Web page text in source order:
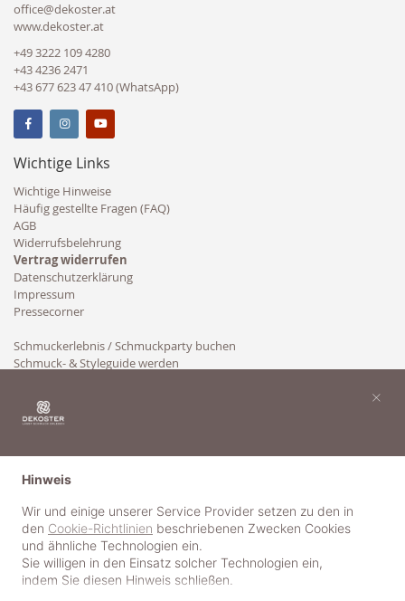
office@dekoster.at
www.dekoster.at
+49 3222 109 4280
+43 4236 2471
+43 677 623 47 410 (WhatsApp)
Wichtige Links
Wichtige Hinweise
Häufig gestellte Fragen (FAQ)
AGB
Widerrufsbelehrung
Vertrag widerrufen
Datenschutzerklärung
Impressum
Pressecorner
Schmuckerlebnis / Schmuckparty buchen
Schmuck- & Styleguide werden
Hinweis
Wir und einige unserer Service Provider setzen zu den in
den Cookie-Richtlinien beschriebenen Zwecken Cookies
und ähnliche Technologien ein.
Sie willigen in den Einsatz solcher Technologien ein,
indem Sie diesen Hinweis schließen.
×